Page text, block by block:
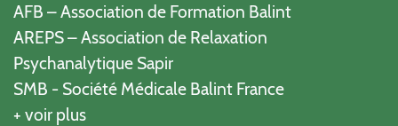
AFB – Association de Formation Balint
AREPS – Association de Relaxation
Psychanalytique Sapir
SMB - Société Médicale Balint France
+ voir plus